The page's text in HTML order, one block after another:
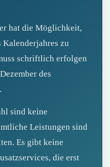
hat die Möglichkeit,
Kalenderjahres zu
schriftlich erfolgen
des
sind keine
Leistungen sind
Es gibt keine
die erst